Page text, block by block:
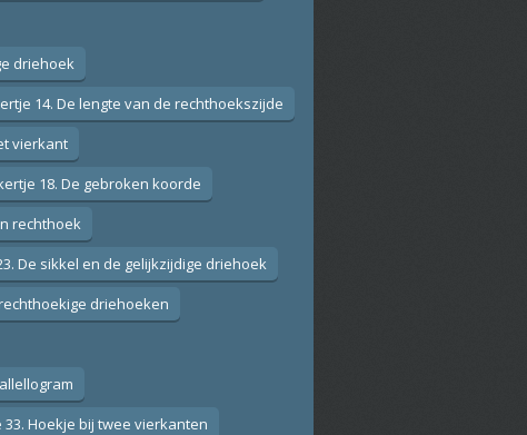
driehoek
14. De lengte van de rechthoekszijde
vierkant
18. De gebroken koorde
rechthoek
De sikkel en de gelijkzijdige driehoek
driehoeken
33. Hoekje bij twee vierkanten